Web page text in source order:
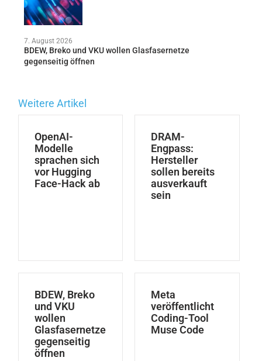
7. August 2026
BDEW, Breko und VKU wollen Glasfasernetze
gegenseitig öffnen
Weitere Artikel
OpenAI-
Modelle
sprachen sich
vor Hugging
Face-Hack ab
DRAM-
Engpass:
Hersteller
sollen bereits
ausverkauft
sein
BDEW, Breko
und VKU
wollen
Glasfasernetze
gegenseitig
öffnen
Meta
veröffentlicht
Coding-Tool
Muse Code